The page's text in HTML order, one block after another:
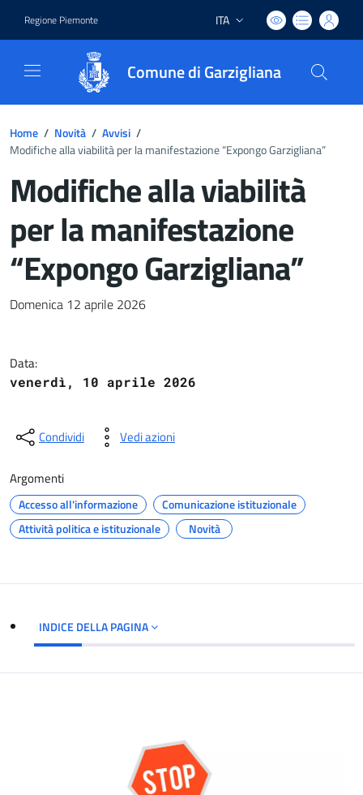
Regione Piemonte Lingua attiva:
ITA
Comune di Garzigliana
Home / Novità / Avvisi /
Modifiche alla viabilità per la manifestazione “Expongo Garzigliana”
Modifiche alla viabilità
per la manifestazione
“Expongo Garzigliana”
Dettagli del documento
Domenica 12 aprile 2026
Data:
venerdì, 10 aprile 2026
Condividi Vedi azioni
Argomenti
Accesso all'informazione
Comunicazione istituzionale
Attività politica e istituzionale
Novità
INDICE DELLA PAGINA